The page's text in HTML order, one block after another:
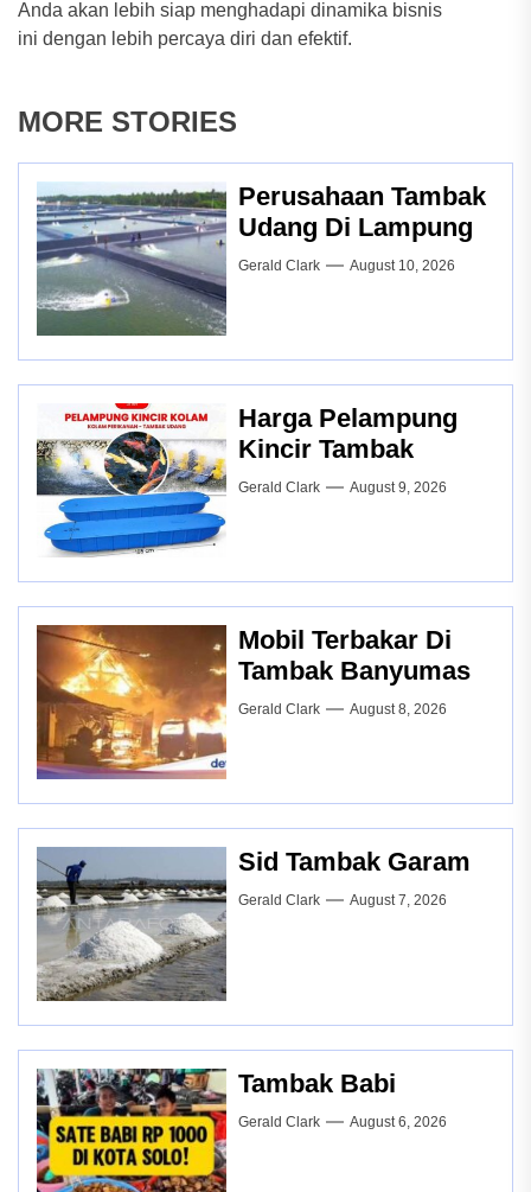
Anda akan lebih siap menghadapi dinamika bisnis
ini dengan lebih percaya diri dan efektif.
MORE STORIES
Perusahaan Tambak
Udang Di Lampung
Gerald Clark August 10, 2026
Harga Pelampung
Kincir Tambak
Gerald Clark August 9, 2026
Mobil Terbakar Di
Tambak Banyumas
Gerald Clark August 8, 2026
Sid Tambak Garam
Gerald Clark August 7, 2026
Tambak Babi
Gerald Clark August 6, 2026